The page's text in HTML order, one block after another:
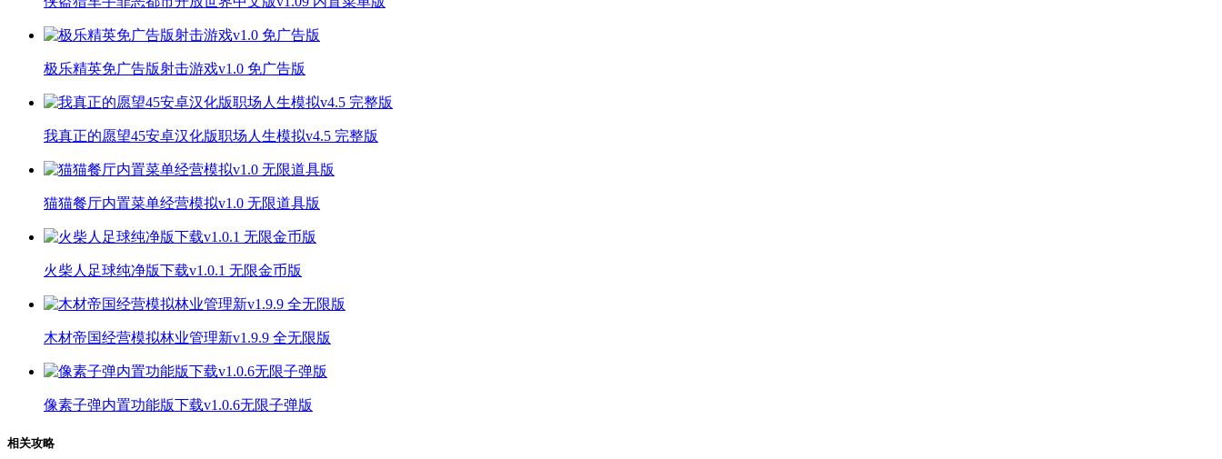
极乐精英免广告版射击游戏v1.0 免广告版
我真正的愿望45安卓汉化版职场人生模拟v4.5 完整版
猫猫餐厅内置菜单经营模拟v1.0 无限道具版
火柴人足球纯净版下载v1.0.1 无限金币版
木材帝国经营模拟林业管理新v1.9.9 全无限版
像素子弹内置功能版下载v1.0.6无限子弹版
相关攻略